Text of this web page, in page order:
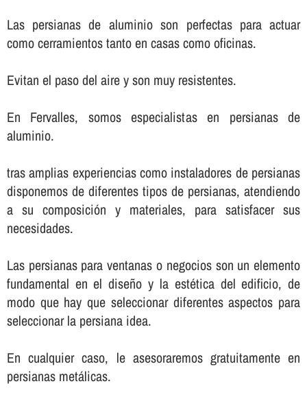
Las persianas de aluminio son perfectas para actuar
como cerramientos tanto en casas como oficinas.
Evitan el paso del aire y son muy resistentes.
En Fervalles, somos especialistas en persianas de
aluminio.
tras amplias experiencias como instaladores de persianas
disponemos de diferentes tipos de persianas, atendiendo
a su composición y materiales, para satisfacer sus
necesidades.
Las persianas para ventanas o negocios son un elemento
fundamental en el diseño y la estética del edificio, de
modo que hay que seleccionar diferentes aspectos para
seleccionar la persiana idea.
En cualquier caso, le asesoraremos gratuitamente en
persianas metálicas.